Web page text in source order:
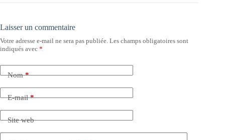
Laisser un commentaire
Votre adresse e-mail ne sera pas publiée. Les champs obligatoires sont
indiqués avec *
Nom*
E-mail*
Site web